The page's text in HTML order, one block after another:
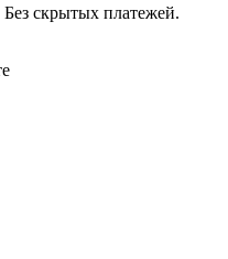
скрытых платежей.